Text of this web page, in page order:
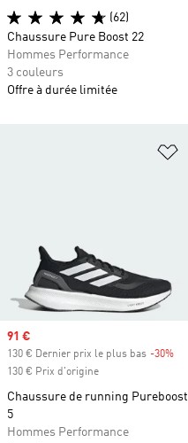
Prix soldé
91 €
130 € Dernier prix le plus bas -30%
130 € Prix d'origine
Chaussure de running Pureboost
5
Hommes Performance
(62)
Chaussure Pure Boost 22
Hommes Performance
3 couleurs
Offre à durée limitée